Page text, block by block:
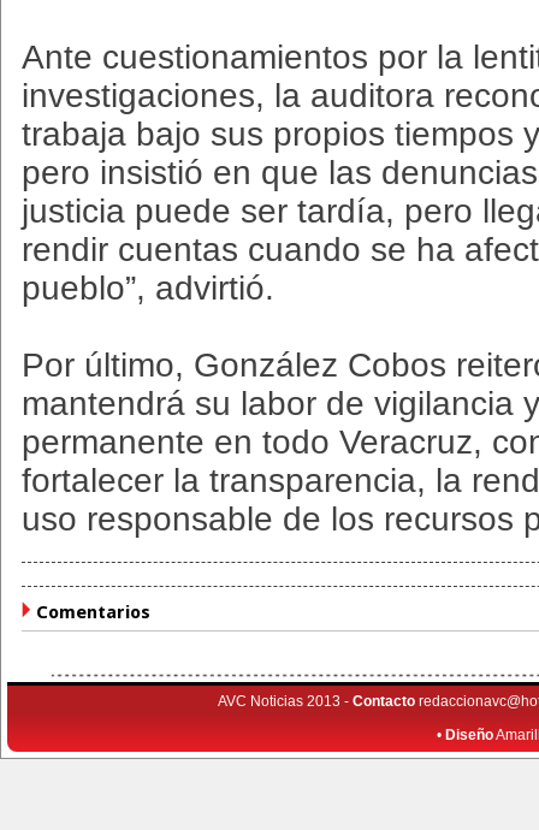
Ante cuestionamientos por la
investigaciones, la auditora
trabaja bajo sus propios tiempos
pero insistió en que las
justicia puede ser tardía, pero
rendir cuentas cuando se ha
pueblo”, advirtió.
Por último, González Cobos
mantendrá su labor de vigilancia
permanente en todo Veracruz,
fortalecer la transparencia, la
uso responsable de los recursos
Comentarios
AVC Noticias 2013 - Contacto
• Diseño